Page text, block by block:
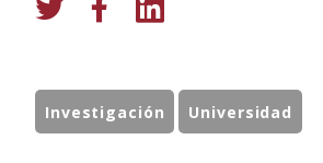
Investigación Universidad